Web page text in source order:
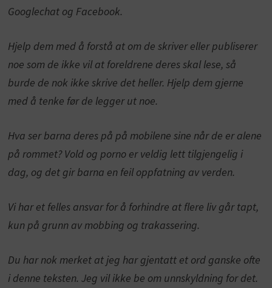
Googlechat og Facebook.
Hjelp dem med å forstå at om de skriver eller publiserer
noe som de ikke vil at foreldrene deres skal lese, så
burde de nok ikke skrive det heller. Hjelp dem gjerne
med å tenke før de legger ut noe.
Hva ser barna deres på på mobilene sine når de er alene
på rommet? Vold og porno er veldig lett tilgjengelig i
dag, og det gir barna en feil oppfatning av verden.
Vi har et felles ansvar for å forhindre at flere liv går tapt,
kun på grunn av mobbing og trakassering.
Du har nok merket at jeg har gjentatt et ord ganske ofte
i denne teksten. Jeg vil ikke be om unnskyldning for det.